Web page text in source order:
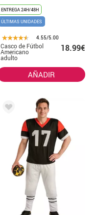
ENTREGA 24H/48H
ÚLTIMAS UNIDADES
4.55/5.00
Casco de Fútbol
Americano
adulto
18.99€
AÑADIR